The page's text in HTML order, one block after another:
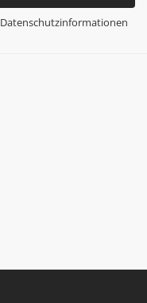
Datenschutzinformationen